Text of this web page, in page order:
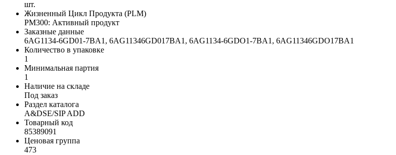
шт.
Жизненный Цикл Продукта (PLM)
PM300: Активный продукт
Заказные данные
6AG1134-6GD01-7BA1, 6AG11346GD017BA1, 6AG1134-6GDO1-7BA1, 6AG11346GDO17BA1
Количество в упаковке
1
Минимальная партия
1
Наличие на складе
Под заказ
Раздел каталога
A&DSE/SIP ADD
Товарный код
85389091
Ценовая группа
473